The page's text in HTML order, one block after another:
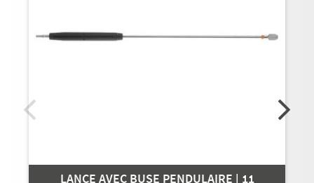
LANCE AVEC BUSE PENDULAIRE | 11